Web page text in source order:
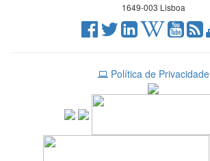
1649-003 Lisboa
Política de Privacidade